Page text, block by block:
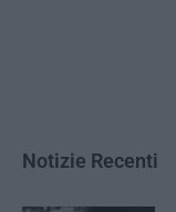
Notizie Recenti